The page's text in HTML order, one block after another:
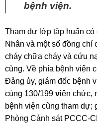
bệnh viện.
Tham dự lớp tập huấn có
Nhân và một số đồng chí
cháy chữa cháy và cứu
cùng. Về phía bệnh viện
Đảng ủy, giám đốc bệnh
cùng 130/199viên chức,
bệnh viện cùng tham dự;
Phòng Cảnh sát PCCC-